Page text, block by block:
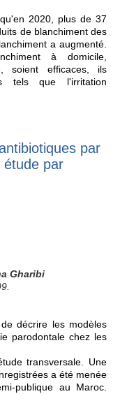
2020, plus de 37
de blanchiment des
a augmenté.
à domicile,
soient efficaces, ils
tels que l'irritation
par
étude par
Gharibi
décrire les modèles
parodontale chez les
transversale. Une
a été menée
publique au Maroc.